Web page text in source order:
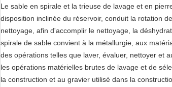
Le sable en spirale et la trieuse de lavage et en
disposition inclinée du réservoir, conduit la rotation
nettoyage, afin d'accomplir le nettoyage, la
spirale de sable convient à la métallurgie, aux
des opérations telles que laver, évaluer, nettoyer et
les opérations matérielles brutes de lavage et de
la construction et au gravier utilisé dans la